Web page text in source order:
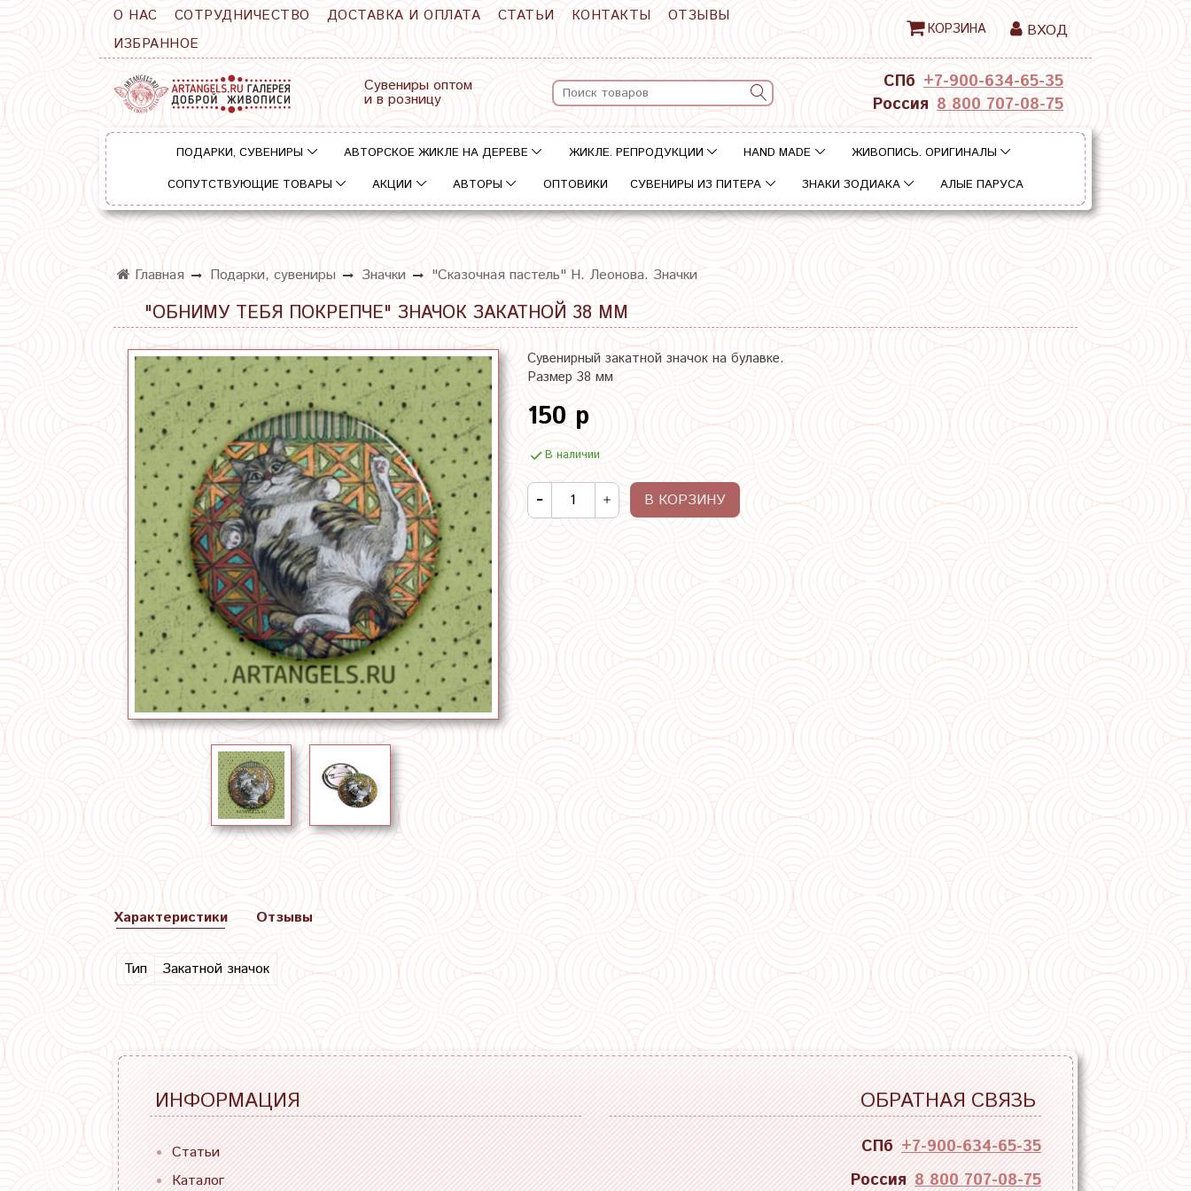
О НАС СОТРУДНИЧЕСТВО ДОСТАВКА И ОПЛАТА СТАТЬИ КОНТАКТЫ
ОТЗЫВЫ
ИЗБРАННОЕ
КОРЗИНА ВХОД
Сувениры оптом
и в розницу
СПб +7-900-634-65-35
Россия 8 800 707-08-75
ПОДАРКИ, СУВЕНИРЫ АВТОРСКОЕ ЖИКЛЕ НА ДЕРЕВЕ ЖИКЛЕ. РЕПРОДУКЦИИ HAND MADE
ЖИВОПИСЬ. ОРИГИНАЛЫ
СОПУТСТВУЮЩИЕ ТОВАРЫ
АКЦИИ АВТОРЫ ОПТОВИКИ СУВЕНИРЫ ИЗ ПИТЕРА ЗНАКИ ЗОДИАКА АЛЫЕ ПАРУСА
Главная Подарки, сувениры Значки "Сказочная пастель" Н. Леонова. Значки
"ОБНИМУ ТЕБЯ ПОКРЕПЧЕ" ЗНАЧОК ЗАКАТНОЙ 38 ММ
Сувенирный закатной значок на булавке.
Размер 38 мм
150 р
В наличии
В КОРЗИНУ
Характеристики
Тип Закатной значок
Отзывы
ИНФОРМАЦИЯ
Статьи
Каталог
ОБРАТНАЯ СВЯЗЬ
СПб +7-900-634-65-35
Россия 8 800 707-08-75